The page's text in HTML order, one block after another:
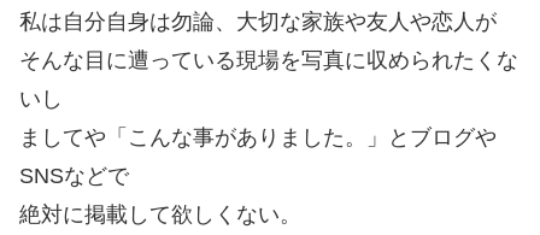
私は自分自身は勿論、大切な家族や友人や恋人が
そんな目に遭っている現場を写真に収められたくな
いし
ましてや「こんな事がありました。」とブログや
SNSなどで
絶対に掲載して欲しくない。